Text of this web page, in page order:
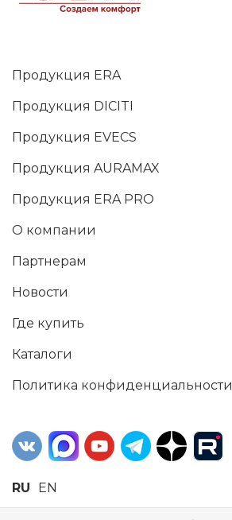
Продукция ERA
Продукция DICITI
Продукция EVECS
Продукция AURAMAX
Продукция ERA PRO
О компании
Партнерам
Новости
Где купить
Каталоги
Политика конфиденциальности
RU EN